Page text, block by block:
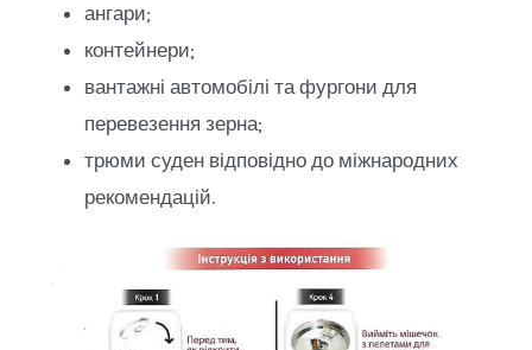
ангари;
контейнери;
вантажні автомобілі та фургони для
перевезення зерна;
трюми суден відповідно до міжнародних
рекомендацій.